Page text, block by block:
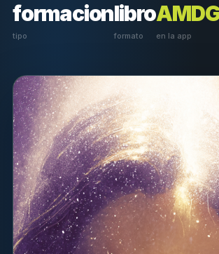
formacion
tipo
libro
formato en la app